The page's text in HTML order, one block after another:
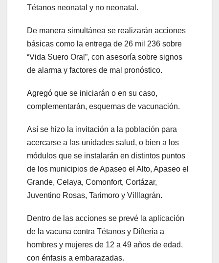
Tétanos neonatal y no neonatal.
De manera simultánea se realizarán acciones
básicas como la entrega de 26 mil 236 sobre
“Vida Suero Oral”, con asesoría sobre signos
de alarma y factores de mal pronóstico.
Agregó que se iniciarán o en su caso,
complementarán, esquemas de vacunación.
Así se hizo la invitación a la población para
acercarse a las unidades salud, o bien a los
módulos que se instalarán en distintos puntos
de los municipios de Apaseo el Alto, Apaseo el
Grande, Celaya, Comonfort, Cortázar,
Juventino Rosas, Tarimoro y Villlagrán.
Dentro de las acciones se prevé la aplicación
de la vacuna contra Tétanos y Difteria a
hombres y mujeres de 12 a 49 años de edad,
con énfasis a embarazadas.